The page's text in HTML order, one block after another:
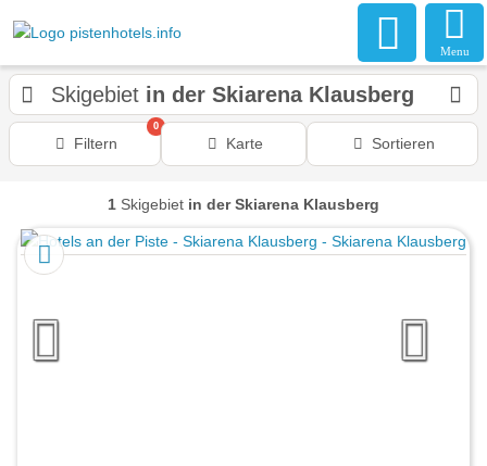
Menu
Skigebiet in der Skiarena Klausberg
Filtern
0
Karte Sortieren
1 Skigebiet in der Skiarena Klausberg